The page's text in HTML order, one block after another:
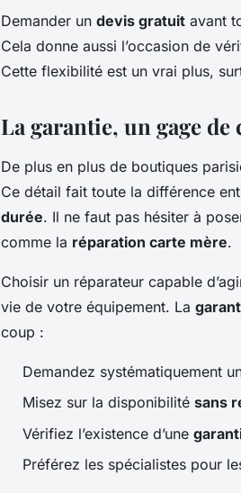
Demander un devis gratuit avant
Cela donne aussi l’occasion de
Cette flexibilité est un vrai plus,
La garantie, un gage de
De plus en plus de boutiques
Ce détail fait toute la différence
durée. Il ne faut pas hésiter à
comme la réparation carte mère.
Choisir un réparateur capable
vie de votre équipement. La
coup :
Demandez systématiquement
Misez sur la disponibilité sans
Vérifiez l’existence d’une
Préférez les spécialistes pour